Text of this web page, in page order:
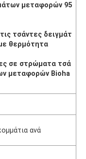
μεταφορών 95
τσάντες δειγμάτ
θερμότητα
σε στρώματα τσά
μεταφορών Bioha
ανά